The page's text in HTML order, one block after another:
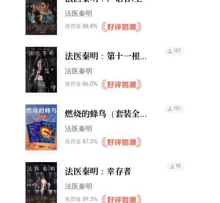
法医秦明
推荐值 88.8%
法医秦明：第十一根手
指
法医秦明
推荐值 86.0%
107
燃烧的蜂鸟（套装全三
册）
法医秦明
推荐值 87.3%
101
法医秦明：幸存者
法医秦明
推荐值 89.3%
95